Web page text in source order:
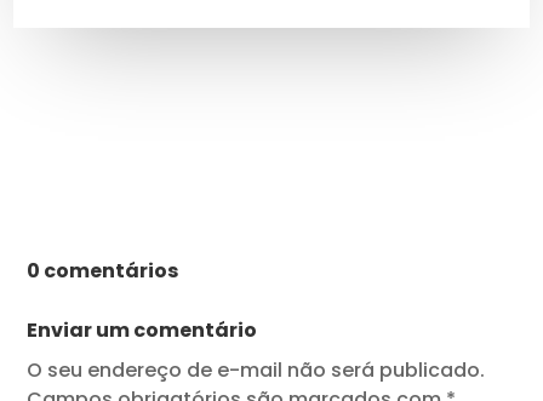
0 comentários
Enviar um comentário
O seu endereço de e-mail não será publicado.